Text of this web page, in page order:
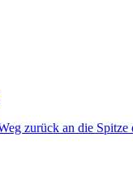
zurück an die Spitze